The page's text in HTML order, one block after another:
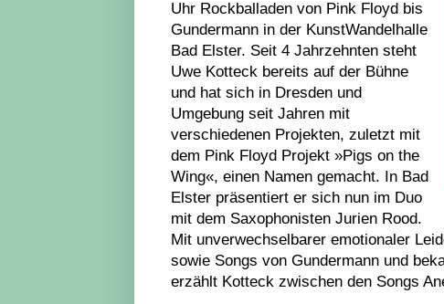
Uhr Rockballaden von Pink Floyd bis
Gundermann in der KunstWandelhalle
Bad Elster. Seit 4 Jahrzehnten steht
Uwe Kotteck bereits auf der Bühne
und hat sich in Dresden und
Umgebung seit Jahren mit
verschiedenen Projekten, zuletzt mit
dem Pink Floyd Projekt »Pigs on the
Wing«, einen Namen gemacht. In Bad
Elster präsentiert er sich nun im Duo
mit dem Saxophonisten Jurien Rood.
Mit unverwechselbarer emotionaler
sowie Songs von Gundermann und
erzählt Kotteck zwischen den Songs